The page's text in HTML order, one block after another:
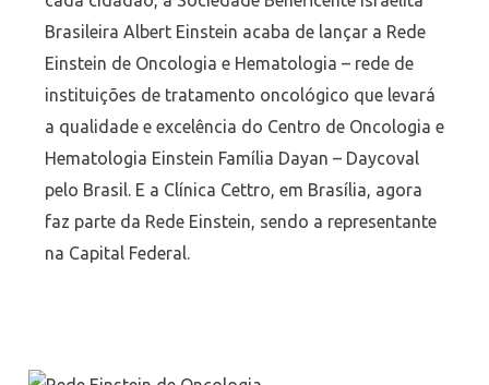
Brasileira Albert Einstein acaba de lançar a Rede
Einstein de Oncologia e Hematologia – rede de
instituições de tratamento oncológico que levará
a qualidade e excelência do Centro de Oncologia e
Hematologia Einstein Família Dayan – Daycoval
pelo Brasil. E a Clínica Cettro, em Brasília, agora
faz parte da Rede Einstein, sendo a representante
na Capital Federal.